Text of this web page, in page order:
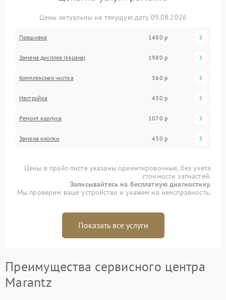
Цены актуальны на текущую дату 09.08.2026
Прошивка 1480 р
Замена дисплея (экрана) 1980 р
Комплексная чистка 560 р
Настройка 430 р
Ремонт корпуса 1070 р
Замена кнопки 430 р
Цены в прайс-листе указаны ориентировочные, без учета
стоимости запчастей.
Записывайтесь на бесплатную диагностику.
Мы проверим ваше устройство и укажем на неисправность.
Показать все услуги
Преимущества сервисного центра
Marantz